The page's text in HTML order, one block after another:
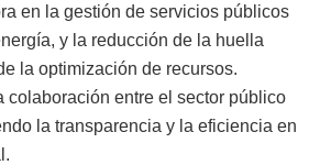
en la gestión de servicios públicos
y la reducción de la huella
la optimización de recursos.
colaboración entre el sector público
la transparencia y la eficiencia en